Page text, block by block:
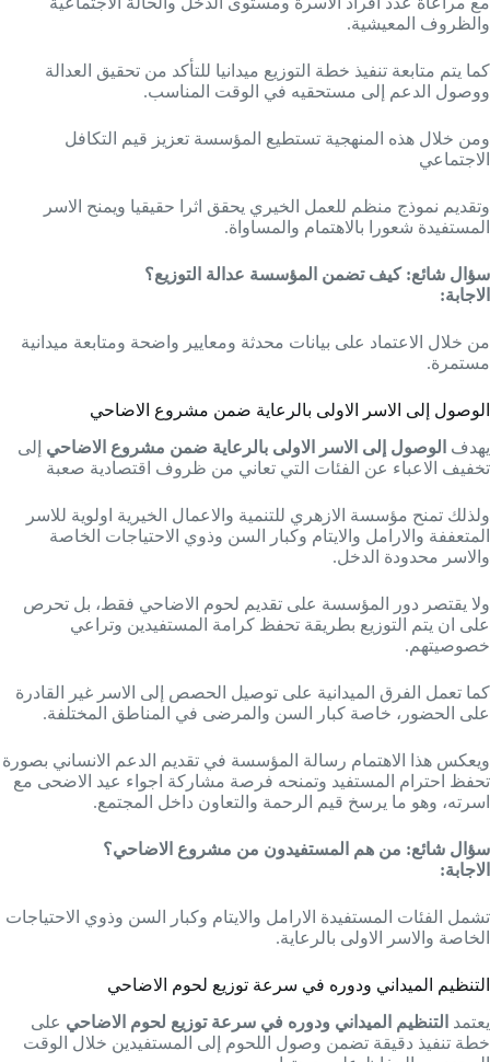
والظروف المعيشية.
كما يتم متابعة تنفيذ خطة التوزيع ميدانيا للتأكد من تحقيق العدالة
ووصول الدعم إلى مستحقيه في الوقت المناسب.
ومن خلال هذه المنهجية تستطيع المؤسسة تعزيز قيم التكافل
الاجتماعي
وتقديم نموذج منظم للعمل الخيري يحقق اثرا حقيقيا ويمنح الاسر
المستفيدة شعورا بالاهتمام والمساواة.
سؤال شائع: كيف تضمن المؤسسة عدالة التوزيع؟
الاجابة:
من خلال الاعتماد على بيانات محدثة ومعايير واضحة ومتابعة ميدانية
مستمرة.
الوصول إلى الاسر الاولى بالرعاية ضمن مشروع الاضاحي
يهدف الوصول إلى الاسر الاولى بالرعاية ضمن مشروع الاضاحي إلى
تخفيف الاعباء عن الفئات التي تعاني من ظروف اقتصادية صعبة
ولذلك تمنح مؤسسة الازهري للتنمية والاعمال الخيرية اولوية للاسر
المتعففة والارامل والايتام وكبار السن وذوي الاحتياجات الخاصة
والاسر محدودة الدخل.
ولا يقتصر دور المؤسسة على تقديم لحوم الاضاحي فقط، بل تحرص
على ان يتم التوزيع بطريقة تحفظ كرامة المستفيدين وتراعي
خصوصيتهم.
كما تعمل الفرق الميدانية على توصيل الحصص إلى الاسر غير القادرة
على الحضور، خاصة كبار السن والمرضى في المناطق المختلفة.
ويعكس هذا الاهتمام رسالة المؤسسة في تقديم الدعم الانساني بصورة
تحفظ احترام المستفيد وتمنحه فرصة مشاركة اجواء عيد الاضحى مع
اسرته، وهو ما يرسخ قيم الرحمة والتعاون داخل المجتمع.
سؤال شائع: من هم المستفيدون من مشروع الاضاحي؟
الاجابة:
تشمل الفئات المستفيدة الارامل والايتام وكبار السن وذوي الاحتياجات
الخاصة والاسر الاولى بالرعاية.
التنظيم الميداني ودوره في سرعة توزيع لحوم الاضاحي
يعتمد التنظيم الميداني ودوره في سرعة توزيع لحوم الاضاحي على
خطة تنفيذ دقيقة تضمن وصول اللحوم إلى المستفيدين خلال الوقت